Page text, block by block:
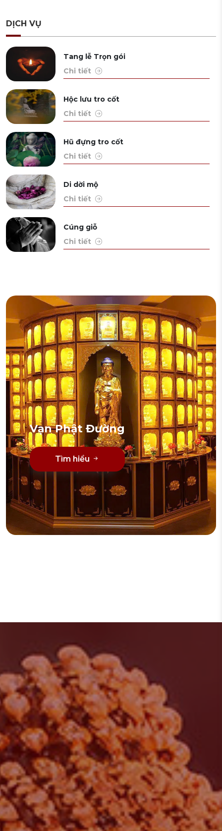
DỊCH VỤ
Tang lễ Trọn gói
Chi tiết
Hộc lưu tro cốt
Chi tiết
Hũ đựng tro cốt
Chi tiết
Di dời mộ
Chi tiết
Cúng giỗ
Chi tiết
Vạn Phật Đường
Tìm hiểu